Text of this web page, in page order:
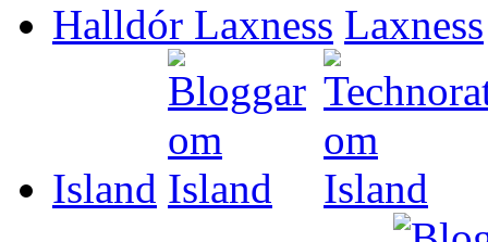
Halldór Laxness
Island